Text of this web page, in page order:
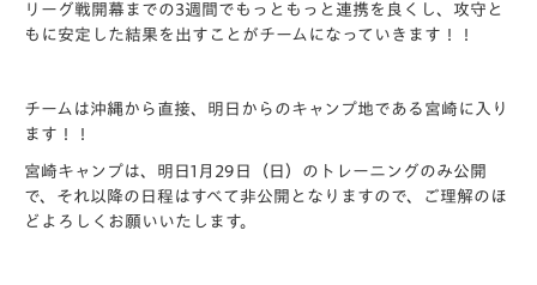
リーグ戦開幕までの3週間でもっともっと連携を良くし、攻守と
もに安定した結果を出すことがチームになっていきます！！
チームは沖縄から直接、明日からのキャンプ地である宮崎に入り
ます！！
宮崎キャンプは、明日1月29日（日）のトレーニングのみ公開
で、それ以降の日程はすべて非公開となりますので、ご理解のほ
どよろしくお願いいたします。